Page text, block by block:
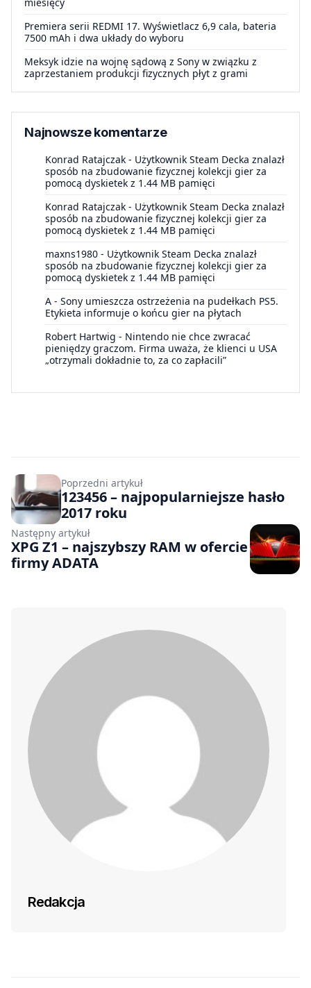
Premiera serii REDMI 17. Wyświetlacz 6,9 cala, bateria
7500 mAh i dwa układy do wyboru
Meksyk idzie na wojnę sądową z Sony w związku z
zaprzestaniem produkcji fizycznych płyt z grami
Najnowsze komentarze
Konrad Ratajczak - Użytkownik Steam Decka znalazł
sposób na zbudowanie fizycznej kolekcji gier za
pomocą dyskietek z 1.44 MB pamięci
Konrad Ratajczak - Użytkownik Steam Decka znalazł
sposób na zbudowanie fizycznej kolekcji gier za
pomocą dyskietek z 1.44 MB pamięci
maxns1980 - Użytkownik Steam Decka znalazł
sposób na zbudowanie fizycznej kolekcji gier za
pomocą dyskietek z 1.44 MB pamięci
A - Sony umieszcza ostrzeżenia na pudełkach PS5.
Etykieta informuje o końcu gier na płytach
Robert Hartwig - Nintendo nie chce zwracać
pieniędzy graczom. Firma uważa, że klienci u USA
„otrzymali dokładnie to, za co zapłacili”
Poprzedni artykuł
123456 – najpopularniejsze hasło
2017 roku
Następny artykuł
XPG Z1 – najszybszy RAM w ofercie
firmy ADATA
Redakcja